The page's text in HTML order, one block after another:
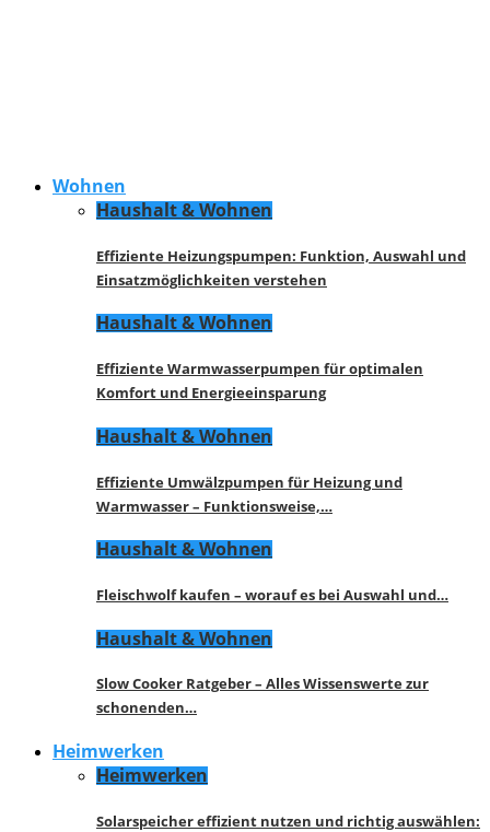
Wohnen
Haushalt & Wohnen
Effiziente Heizungspumpen: Funktion, Auswahl und
Einsatzmöglichkeiten verstehen
Haushalt & Wohnen
Effiziente Warmwasserpumpen für optimalen
Komfort und Energieeinsparung
Haushalt & Wohnen
Effiziente Umwälzpumpen für Heizung und
Warmwasser – Funktionsweise,…
Haushalt & Wohnen
Fleischwolf kaufen – worauf es bei Auswahl und…
Haushalt & Wohnen
Slow Cooker Ratgeber – Alles Wissenswerte zur
schonenden…
Heimwerken
Heimwerken
Solarspeicher effizient nutzen und richtig auswählen: